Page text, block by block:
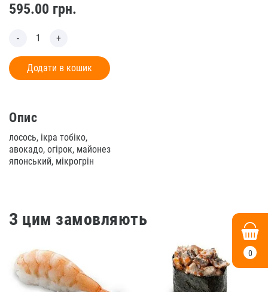
0
595.00 грн.
Додати в кошик
Опис
лосось, ікра тобіко,
авокадо, огірок, майонез
японський, мікрогрін
З цим замовляють